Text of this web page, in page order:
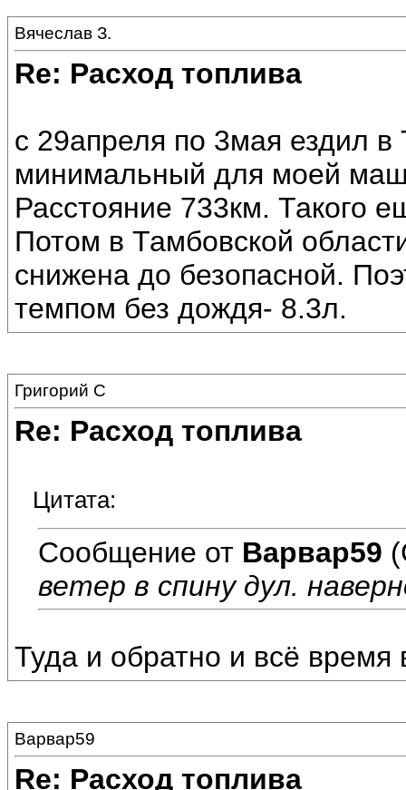
Вячеслав З.
Re: Расход топлива
с 29апреля по 3мая ездил
минимальный для моей
Расстояние 733км. Такого
Потом в Тамбовской
снижена до безопасной.
темпом без дождя- 8.3л.
Григорий С
Re: Расход топлива
Цитата:
Сообщение от Варвар59
ветер в спину дул.
Туда и обратно и всё время
Варвар59
Re: Расход топлива